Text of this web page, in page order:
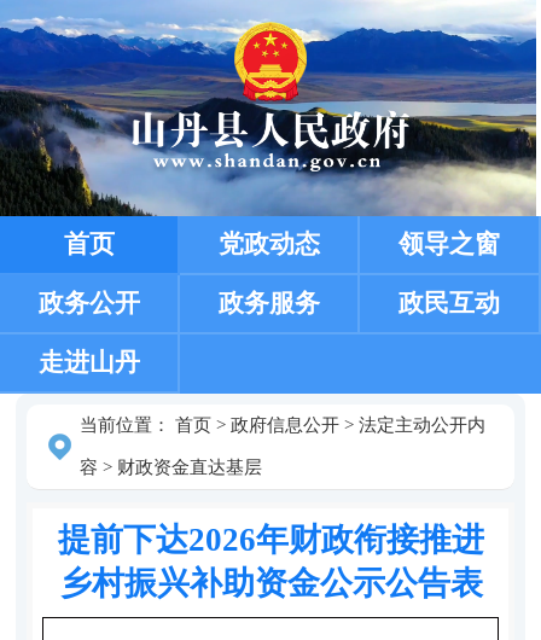
首页 党政动态 领导之窗
政务公开 政务服务 政民互动
走进山丹
当前位置： 首页> 政府信息公开> 法定主动公开内
容 > 财政资金直达基层
提前下达2026年财政衔接推进
乡村振兴补助资金公示公告表